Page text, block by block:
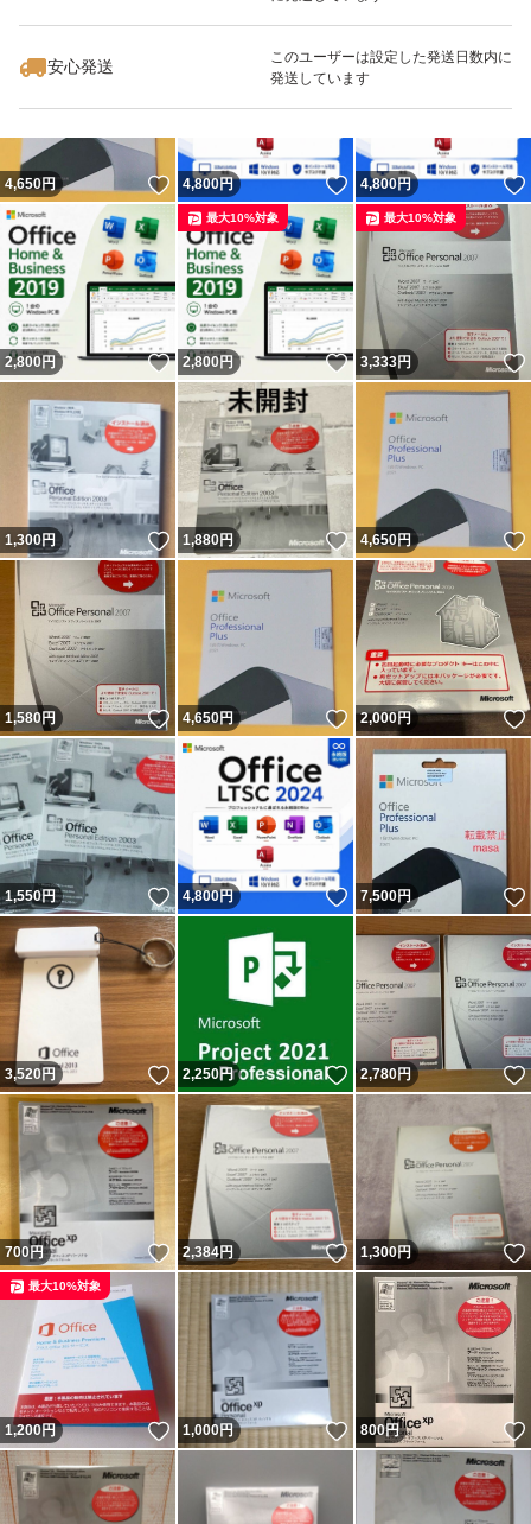
安心発送
このユーザーは設定した発送日数内に
発送しています
いいね！
4,650
4,650円 いいね！
4,800円 いいね！
4,800円
2,800円 いいね！
2,800円 いいね！
最大10%対象
3,333円
最大10%対象
1,300円 いいね！
1,880円 いいね！
4,650円
1,580円 いいね！
4,650円 いいね！
2,000円
1,550円 いいね！
4,800円 いいね！
7,500円
3,520円 いいね！
2,250円 いいね！
2,780円
700円 いいね！
2,384円 いいね！
1,300円
1,200円 いいね！
最大10%対象
1,000円 いいね！
800円